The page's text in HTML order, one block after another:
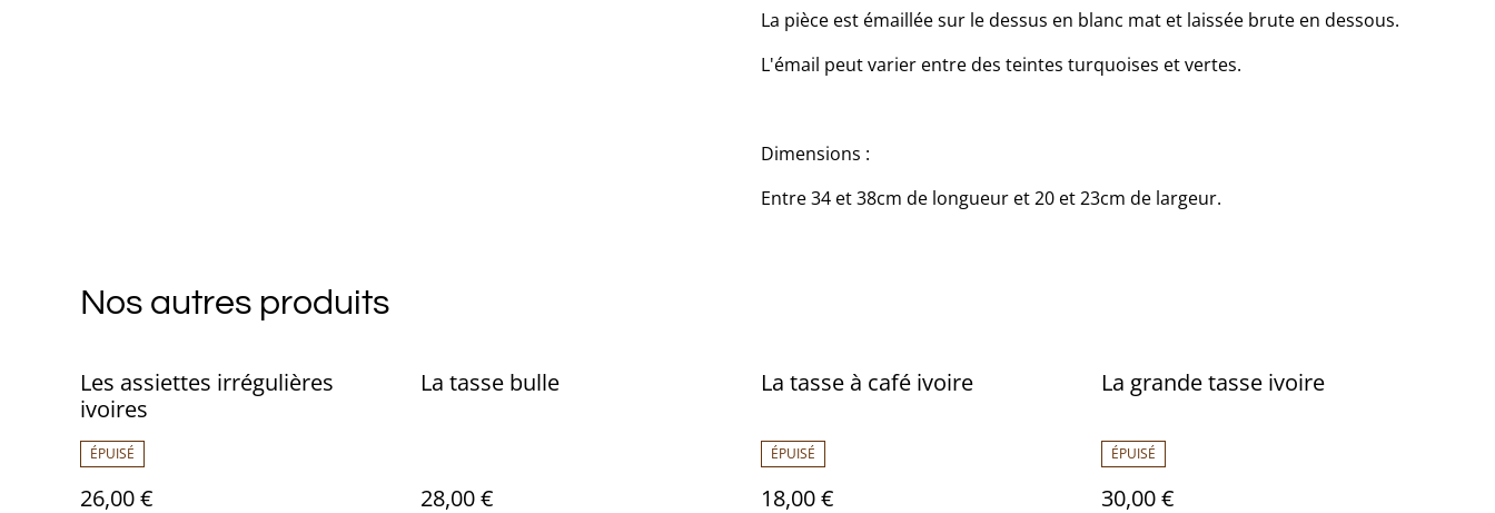
La pièce est émaillée sur le dessus en blanc mat et laissée brute en dessous.
L'émail peut varier entre des teintes turquoises et vertes.
Dimensions :
Entre 34 et 38cm de longueur et 20 et 23cm de largeur.
Nos autres produits
Les assiettes irrégulières
ivoires
ÉPUISÉ
26,00 €
La tasse bulle
28,00 €
La tasse à café ivoire
ÉPUISÉ
18,00 €
La grande tasse ivoire
ÉPUISÉ
30,00 €